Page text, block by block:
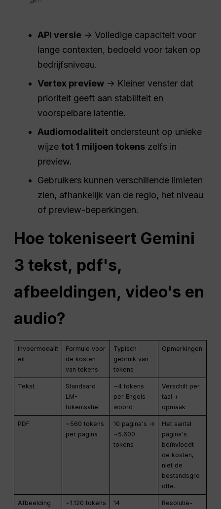
API versie → Volledige capaciteit voor
lange contexten, bedoeld voor taken op
bedrijfsniveau.
Vertex preview → Kleiner venster dat
prioriteit geeft aan stabiliteit en
voorspelbare latentie.
Audiomodaliteit ondersteunt op unieke
wijzetot 1 miljoen tokens zelfs in
preview.
Gebruikers kunnen verschillende limieten
zien, afhankelijk van de regio, het niveau
of preview-beperkingen.
Hoe tokeniseert Gemini
3 tekst, pdf's,
afbeeldingen, video's en
audio?
Invoermodalit
eit
Formule voor
de kosten
van tokens
Typisch
gebruik van
tokens
Opmerkingen
Tekst
Standaard
LM-
tokenisatie
~4 tokens
per Engels
woord
Verschilt per
taal +
opmaak
PDF
~560 tokens
per pagina
10 pagina's →
~5.600
tokens
Het aantal
pagina's
beïnvloedt
de kosten,
niet de
bestandsgro
otte.
Afbeelding
~1.120 tokens
14
Resolutie-